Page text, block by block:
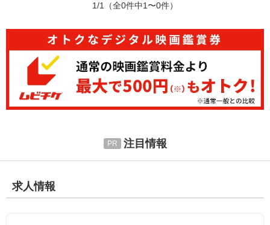
1/1 （全0件中1〜0件）
注目情報
求人情報